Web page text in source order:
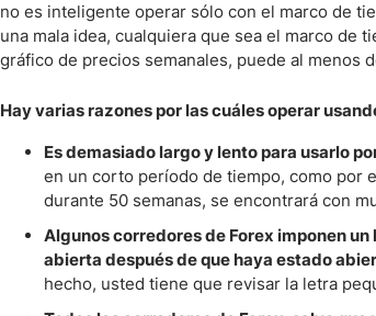
no es inteligente operar sólo con el marco de
una mala idea, cualquiera que sea el marco de
gráfico de precios semanales, puede al menos
Hay varias razones por las cuáles operar
Es demasiado largo y lento para usarlo
en un corto período de tiempo, como por
durante 50 semanas, se encontrará con
Algunos corredores de Forex imponen
abierta después de que haya estado
hecho, usted tiene que revisar la letra